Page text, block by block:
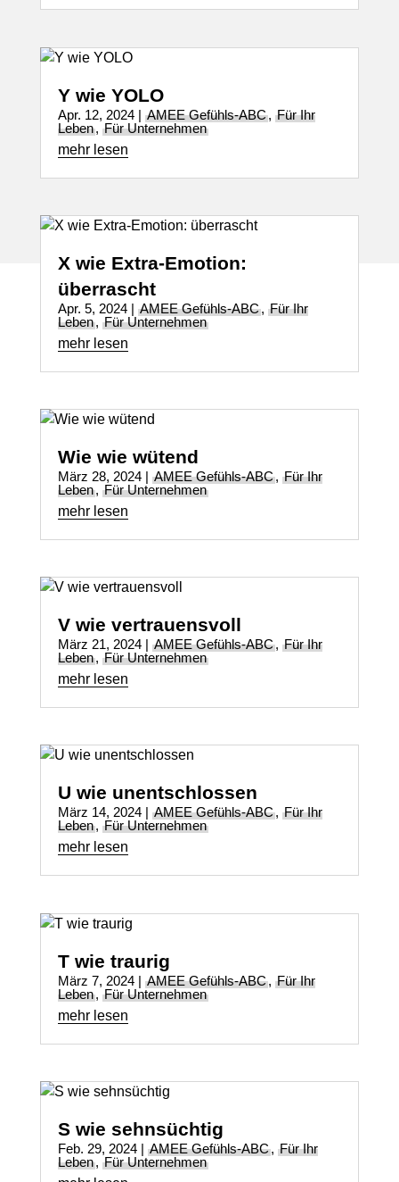
Y wie YOLO
Apr. 12, 2024| AMEE Gefühls-ABC, Für Ihr
Leben, Für Unternehmen
mehr lesen
X wie Extra-Emotion:
überrascht
Apr. 5, 2024| AMEE Gefühls-ABC, Für Ihr
Leben, Für Unternehmen
mehr lesen
Wie wie wütend
März 28, 2024| AMEE Gefühls-ABC, Für Ihr
Leben, Für Unternehmen
mehr lesen
V wie vertrauensvoll
März 21, 2024| AMEE Gefühls-ABC, Für Ihr
Leben, Für Unternehmen
mehr lesen
U wie unentschlossen
März 14, 2024| AMEE Gefühls-ABC, Für Ihr
Leben, Für Unternehmen
mehr lesen
T wie traurig
März 7, 2024| AMEE Gefühls-ABC, Für Ihr
Leben, Für Unternehmen
mehr lesen
S wie sehnsüchtig
Feb. 29, 2024| AMEE Gefühls-ABC, Für Ihr
Leben, Für Unternehmen